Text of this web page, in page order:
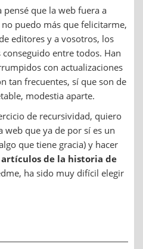
que la web fuera a
puedo más que felicitarme,
editores y a vosotros, los
entre todos. Han
con actualizaciones
tan frecuentes, sí que son de
modestia aparte.
de recursividad, quiero
web que ya de por sí es un
que tiene gracia) y hacer
artículos de la historia de
ha sido muy difícil elegir